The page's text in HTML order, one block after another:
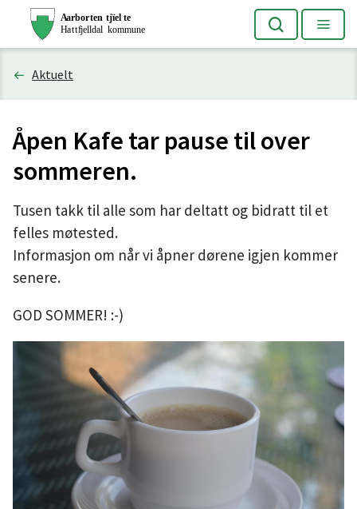
a
t
t
j
e
d
a
l
Søk Meny
Du
her:
Aktuelt
Åpen Kafe tar pause til over
sommeren.
Tusen takk til alle som har deltatt og bidratt til et
felles møtested.
Informasjon om når vi åpner dørene igjen kommer
senere.
GOD SOMMER! :-)